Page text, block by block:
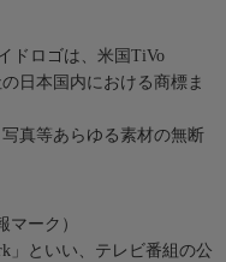
ドロゴは、米国TiVo
日本国内における商標ま
真等あらゆる素材の無断
マーク）
」といい、テレビ番組の公